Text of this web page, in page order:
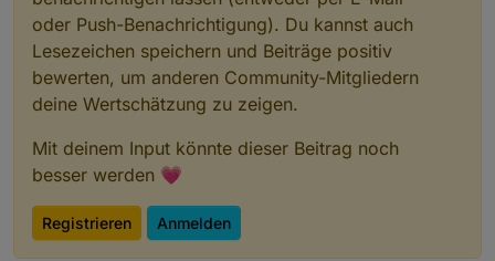
oder Push-Benachrichtigung). Du kannst auch
Lesezeichen speichern und Beiträge positiv
bewerten, um anderen Community-Mitgliedern
deine Wertschätzung zu zeigen.
Mit deinem Input könnte dieser Beitrag noch
besser werden 💗
Registrieren Anmelden